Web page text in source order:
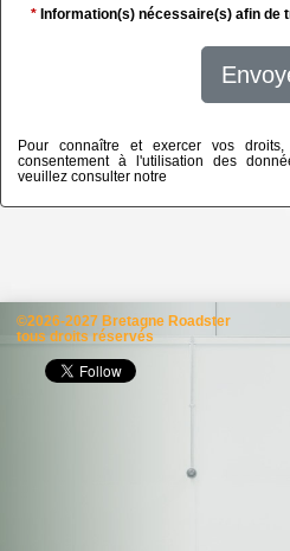
* Information(s) nécessaire(s) afin de
Pour connaître et exercer vos
consentement à l'utilisation des
veuillez consulter notre
©2026-2027 Bretagne Roadster
tous droits réservés